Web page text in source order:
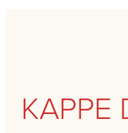
KAPPE